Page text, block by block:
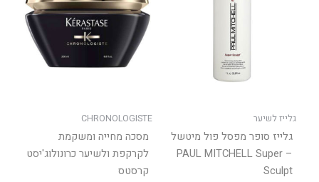
גלייז לשיער
גלייז סופר מפסל פול מיטשל
– PAUL MITCHELL Super
Sculpt
מספר
סוגים.
בעמוד
המוצר
CHRONOLOGISTE
מסכה מחייה ומשקמת
לקרקפת ולשיער כרונולוג'יסט
קרסטס